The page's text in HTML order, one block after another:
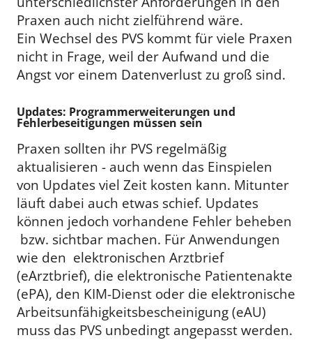
Praxen auch nicht zielführend wäre.
Ein Wechsel des PVS kommt für viele Praxen
nicht in Frage, weil der Aufwand und die
Angst vor einem Datenverlust zu groß sind.
Updates: Programmerweiterungen und
Fehlerbeseitigungen müssen sein
Praxen sollten ihr PVS regelmäßig
aktualisieren - auch wenn das Einspielen
von Updates viel Zeit kosten kann. Mitunter
läuft dabei auch etwas schief. Updates
können jedoch vorhandene Fehler beheben
bzw. sichtbar machen. Für Anwendungen
wie den elektronischen Arztbrief
(eArztbrief), die elektronische Patientenakte
(ePA), den KIM-Dienst oder die elektronische
Arbeitsunfähigkeitsbescheinigung (eAU)
muss das PVS unbedingt angepasst werden.